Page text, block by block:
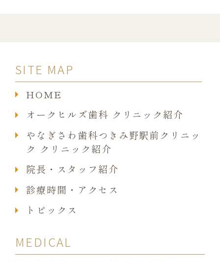
SITE MAP
HOME
オークヒルズ歯科 クリニック紹介
やなぎさわ歯科つきみ野駅前クリニッ
ク クリニック紹介
院長・スタッフ紹介
診療時間・アクセス
トピックス
MEDICAL